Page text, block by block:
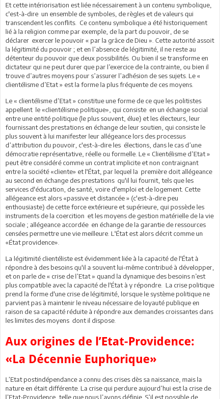
Et cette intériorisation est liée nécessairement à un contenu symbolique,
c'est-à-dire un ensemble de symboles, de règles et de valeurs qui
transcendent les conflits. Ce contenu symbolique a été historiquement
lié à la religion comme par exemple, de la part du pouvoir, de se
déclarer exercer le pouvoir « par la grâce de Dieu ». Cette autorité assoit
la légitimité du pouvoir ; et en l’absence de légitimité, il ne reste au
détenteur du pouvoir que deux possibilités. Ou bien il se transforme en
dictateur qui ne peut durer que par l’exercice de la contrainte, ou bien il
trouve d’autres moyens pour s’assurer l’adhésion de ses sujets. Le «
clientélisme d’Etat » est la forme la plus fréquente de ces moyens.
Le « clientélisme d’Etat » constitue une forme de ce que les politistes
appellent le «clientélisme politique», qui consiste en un échange social
entre une entité politique (le plus souvent, élue) et les électeurs, leur
fournissant des prestations en échange de leur soutien, qui consiste le
plus souvent à lui manifester leur allégeance lors des processus
d’attribution du pouvoir, c'est-à-dire les élections, dans le cas d’une
démocratie représentative, réelle ou formelle. Le « Clientélisme d’Etat »
peut être considéré comme un contrat implicite et non contraignant
entre la société «cliente» et l'État, par lequel la première doit allégeance
au second en échange des prestations qu'il lui fournit, tels que les
services d'éducation, de santé, voire d'emploi et de logement. Cette
allégeance est alors «passive et distancée » (c'est-à-dire peu
enthousiaste) de cette force extérieure et supérieure, qui possède les
instruments de la coercition et les moyens de gestion matérielle de la vie
sociale ; allégeance accordée en échange de la garantie de ressources
censées permettre une vie meilleure. L'État est alors décrit comme un
«État providence».
La légitimité clientéliste est évidemment liée à la capacité de l'État à
répondre à des besoins qu'il a souvent lui-même contribué à développer,
et on parle de « crise de l’Etat » quand la dynamique des besoins n’est
plus compatible avec la capacité de l'État à y répondre. La crise politique
prend la forme d'une crise de légitimité, lorsque le système politique ne
parvient pas à maintenir le niveau nécessaire de loyauté publique en
raison de sa capacité réduite à répondre aux demandes croissantes dans
les limites des moyens dont il dispose.
Aux origines de l’Etat-Providence:
«La Décennie Euphorique»
L’Etat postindépendance a connu des crises dès sa naissance, mais la
nature en était différente. La crise qui perdure aujourd’hui est la crise de
l’Etat-Providence, telle que nous l’avons définie. S’il est possible de